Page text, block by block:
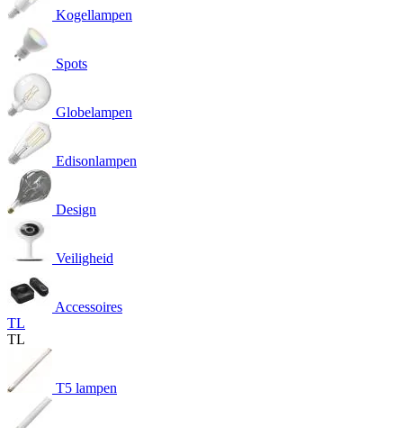
Kogellampen
Spots
Globelampen
Edisonlampen
Design
Veiligheid
Accessoires
TL
TL
T5 lampen